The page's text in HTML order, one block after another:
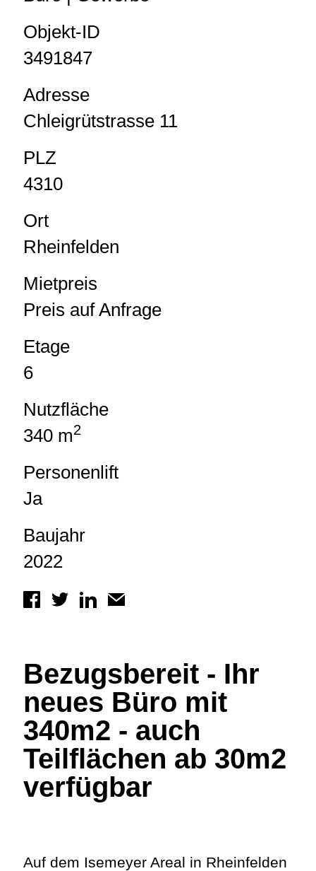
Objekt-ID
3491847
Adresse
Chleigrütstrasse 11
PLZ
4310
Ort
Rheinfelden
Mietpreis
Preis auf Anfrage
Etage
6
Nutzfläche
340 m2
Personenlift
Ja
Baujahr
2022
Bezugsbereit - Ihr
neues Büro mit
340m2 - auch
Teilflächen ab 30m2
verfügbar
Auf dem Isemeyer Areal in Rheinfelden